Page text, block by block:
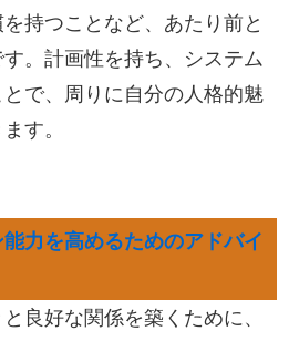
持つことなど、あたり前と
。計画性を持ち、システム
で、周りに自分の人格的魅
す。
力を高めるためのアドバイ
良好な関係を築くために、